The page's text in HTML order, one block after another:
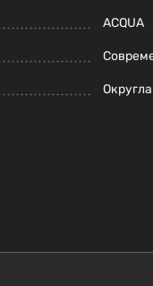
ACQUA